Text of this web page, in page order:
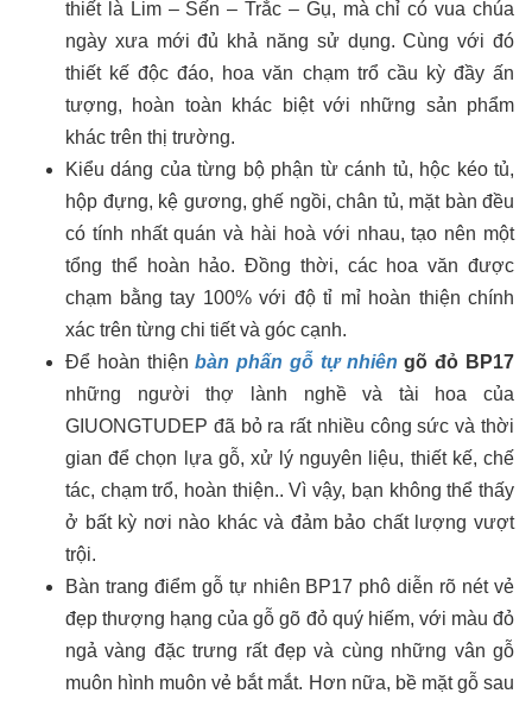
thiết là Lim – Sến – Trắc – Gụ, mà chỉ có vua chúa
ngày xưa mới đủ khả năng sử dụng. Cùng với đó
thiết kế độc đáo, hoa văn chạm trổ cầu kỳ đầy ấn
tượng, hoàn toàn khác biệt với những sản phẩm
khác trên thị trường.
Kiểu dáng của từng bộ phận từ cánh tủ, hộc kéo tủ,
hộp đựng, kệ gương, ghế ngồi, chân tủ, mặt bàn đều
có tính nhất quán và hài hoà với nhau, tạo nên một
tổng thể hoàn hảo. Đồng thời, các hoa văn được
chạm bằng tay 100% với độ tỉ mỉ hoàn thiện chính
xác trên từng chi tiết và góc cạnh.
Để hoàn thiệnbàn phấn gỗ tự nhiên gõ đỏ BP17
những người thợ lành nghề và tài hoa của
GIUONGTUDEP đã bỏ ra rất nhiều công sức và thời
gian để chọn lựa gỗ, xử lý nguyên liệu, thiết kế, chế
tác, chạm trổ, hoàn thiện.. Vì vậy, bạn không thể thấy
ở bất kỳ nơi nào khác và đảm bảo chất lượng vượt
trội.
Bàn trang điểm gỗ tự nhiên BP17 phô diễn rõ nét vẻ
đẹp thượng hạng của gỗ gõ đỏ quý hiếm, với màu đỏ
ngả vàng đặc trưng rất đẹp và cùng những vân gỗ
muôn hình muôn vẻ bắt mắt. Hơn nữa, bề mặt gỗ sau